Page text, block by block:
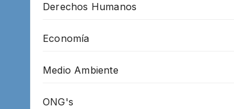
Derechos Humanos
Economía
Medio Ambiente
ONG's